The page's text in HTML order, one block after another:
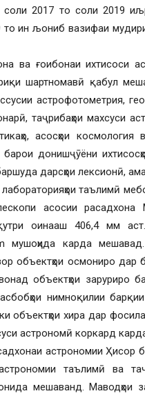
соли 2017 то соли 2019
ин љониб вазифаи
ва ғоибонаи ихтисоси
шартномавӣ қабул
астрофотометрия,
таҷрибаҳои махсуси
асосҳои
донишҷӯёни
дарсҳои лексионӣ,
таълимӣ
асосии расадхона
оинааш 406,4 мм аст.
мушоҳида карда
объектҳои осмониро дар
объектҳои заруриро
нимноқилии
объектҳои хира дар
астрономӣ коркард
астрономии Ҳисор
таълимӣ ва
мешаванд. Маводҳои